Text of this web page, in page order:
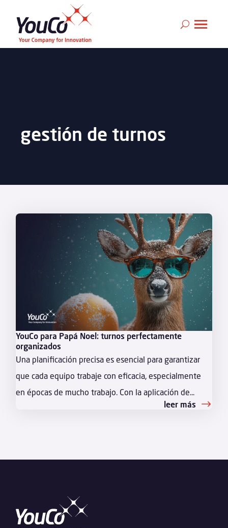
gestión de turnos
YouCo para Papá Noel: turnos perfectamente
organizados
Una planificación precisa es esencial para garantizar
que cada equipo trabaje con eficacia, especialmente
en épocas de mucho trabajo. Con la aplicación de...
leer más